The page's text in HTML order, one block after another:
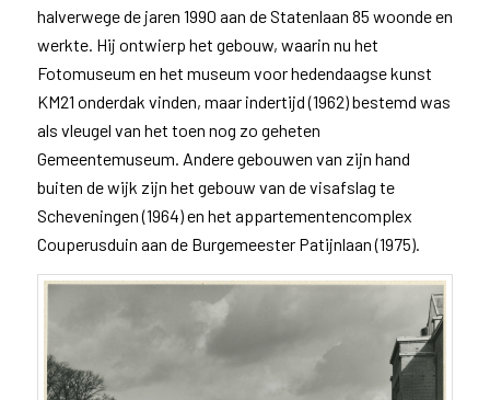
halverwege de jaren 1990 aan de Statenlaan 85 woonde en
werkte. Hij ontwierp het gebouw, waarin nu het
Fotomuseum en het museum voor hedendaagse kunst
KM21 onderdak vinden, maar indertijd (1962) bestemd was
als vleugel van het toen nog zo geheten
Gemeentemuseum. Andere gebouwen van zijn hand
buiten de wijk zijn het gebouw van de visafslag te
Scheveningen (1964) en het appartementencomplex
Couperusduin aan de Burgemeester Patijnlaan (1975).